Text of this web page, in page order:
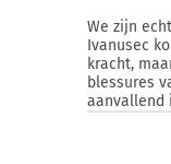
We zijn
Ivanusec
kracht,
blessures
aanvallend